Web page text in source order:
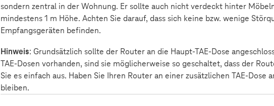
sondern zentral in der Wohnung. Er sollte auch nicht verdeckt hinter
mindestens 1 m Höhe. Achten Sie darauf, dass sich keine bzw. wenige
Empfangsgeräten befinden.
Hinweis: Grundsätzlich sollte der Router an die Haupt-TAE-Dose
TAE-Dosen vorhanden, sind sie möglicherweise so geschaltet, dass der
Sie es einfach aus. Haben Sie Ihren Router an einer zusätzlichen TAE-Dose
bleiben.